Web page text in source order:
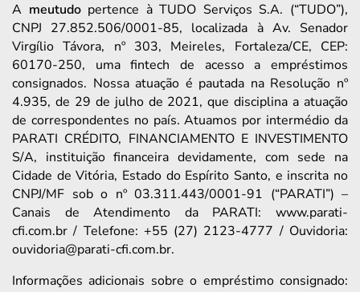
A meutudopertence à TUDO Serviços S.A. (“TUDO”),
CNPJ 27.852.506/0001-85, localizada à Av. Senador
Virgílio Távora, nº 303, Meireles, Fortaleza/CE, CEP:
60170-250, uma fintech de acesso a empréstimos
consignados. Nossa atuação é pautada na Resolução nº
4.935, de 29 de julho de 2021, que disciplina a atuação
de correspondentes no país. Atuamos por intermédio da
PARATI CRÉDITO, FINANCIAMENTO E INVESTIMENTO
S/A, instituição financeira devidamente, com sede na
Cidade de Vitória, Estado do Espírito Santo, e inscrita no
CNPJ/MF sob o nº 03.311.443/0001-91 (“PARATI”) –
Canais de Atendimento da PARATI: www.parati-
cfi.com.br / Telefone: +55 (27) 2123-4777 / Ouvidoria:
ouvidoria@parati-cfi.com.br.
Informações adicionais sobre o empréstimo consignado: